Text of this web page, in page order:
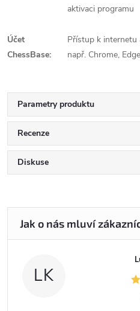
aktivaci programu
Účet
ChessBase:
Přístup k internetu
např. Chrome,
Parametry produktu
Recenze
Diskuse
LK